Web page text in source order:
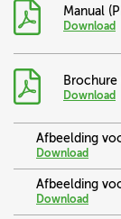
Manual
Download
Brochure
Download
Afbeelding
Download
Afbeelding
Download